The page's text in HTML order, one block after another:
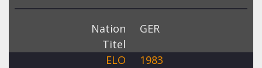
Nation
GER
Titel
ELO
1983